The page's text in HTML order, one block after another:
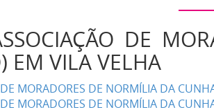
DE
EM VILA VELHA
MORADORES DE NORMÍLIA DA
MORADORES DE NORMÍLIA DA